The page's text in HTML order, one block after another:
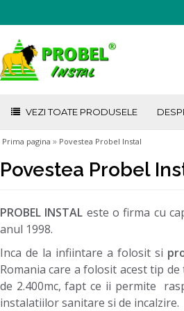
VEZI TOATE PRODUSELE
Prima pagina » Povestea Probel Instal
Povestea Probel
PROBEL INSTAL este o firma cu
anul 1998.
Inca de la infiintare a folosit si
Romania care a folosit acest tip
de 2.400mc, fapt ce ii permite
instalatiilor sanitare si de incalzire.